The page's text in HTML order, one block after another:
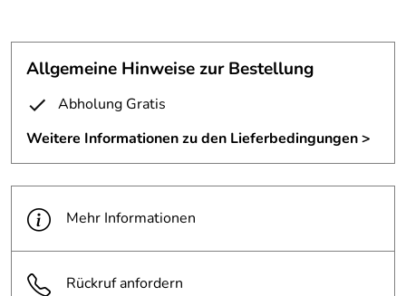
mm Edelstahl Vollmaterial
Die Flansche am unteren Ende um das Edelstahlgeländer
Bodenflansche:
mit Abdeckung aus Edelstahl
Füllung:
Edelstahl
Höhe:
30 cm
Material:
Relinghalter:
Allgemeine Hinweise zur Bestellung
Abholung Gratis
Weitere Informationen zu den Lieferbedingungen >
Mehr Informationen
Rückruf anfordern